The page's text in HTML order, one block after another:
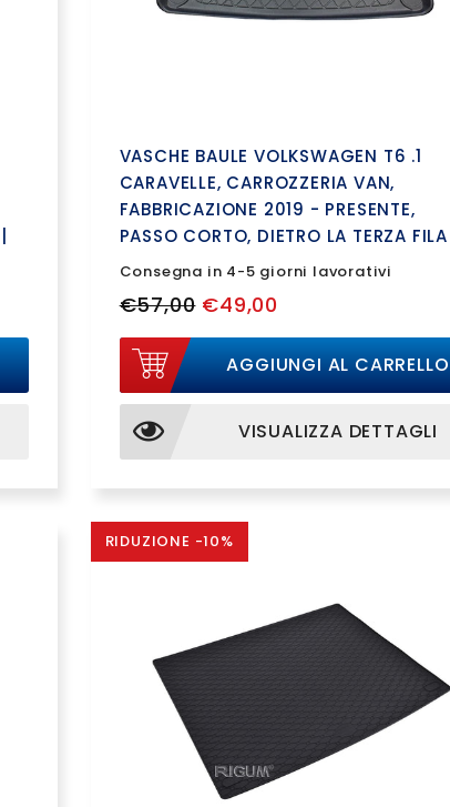
VASCHE BAULE VOLKSWAGEN T6 .1
CARAVELLE, CARROZZERIA VAN,
FABBRICAZIONE 2019 - PRESENTE,
PASSO CORTO, DIETRO LA TERZA FILA |
193106GRD
Consegna in 4-5 giorni lavorativi
€57,00€49,00
AGGIUNGI AL CARRELLO
VISUALIZZA DETTAGLI
RIDUZIONE -10%